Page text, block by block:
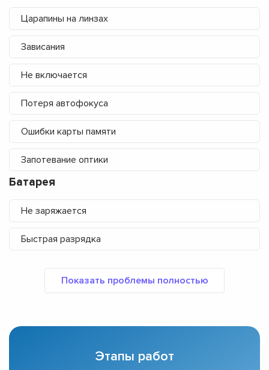
Царапины на линзах
Зависания
Не включается
Потеря автофокуса
Ошибки карты памяти
Запотевание оптики
Батарея
Не заряжается
Быстрая разрядка
Этапы работ